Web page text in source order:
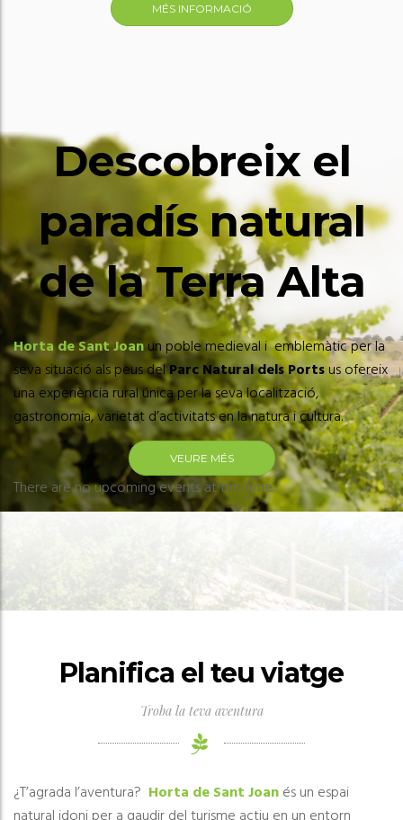
MÉS INFORMACIÓ
Descobreix el
paradís natural
de la Terra Alta
Horta de Sant Joanun poble medieval i emblemàtic per la
seva situació als peus delParc Natural dels Portsus ofereix
una experiència rural única per la seva localització,
gastronomia, varietat d’activitats en la natura i cultura.
VEURE MÉS
There are no upcoming events at this time.
Planifica el teu viatge
Troba la teva aventura
¿T’agrada l’aventura? Horta de Sant Joanés un espai